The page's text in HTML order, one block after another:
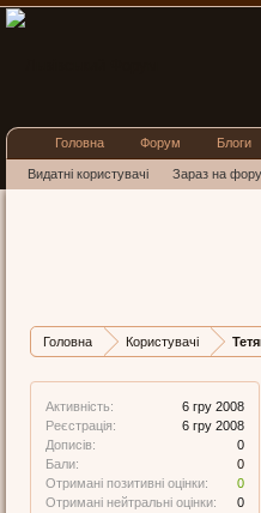
Головна Користувачі
Активність:
6 гру 2008
Реєстрація:
6 гру 2008
Дописів:
0
Бали:
0
Отримані позитивні оцінки:
0
Отримані нейтральні оцінки:
0
Головна Форум Блоги
Видатні користувачі Зараз на